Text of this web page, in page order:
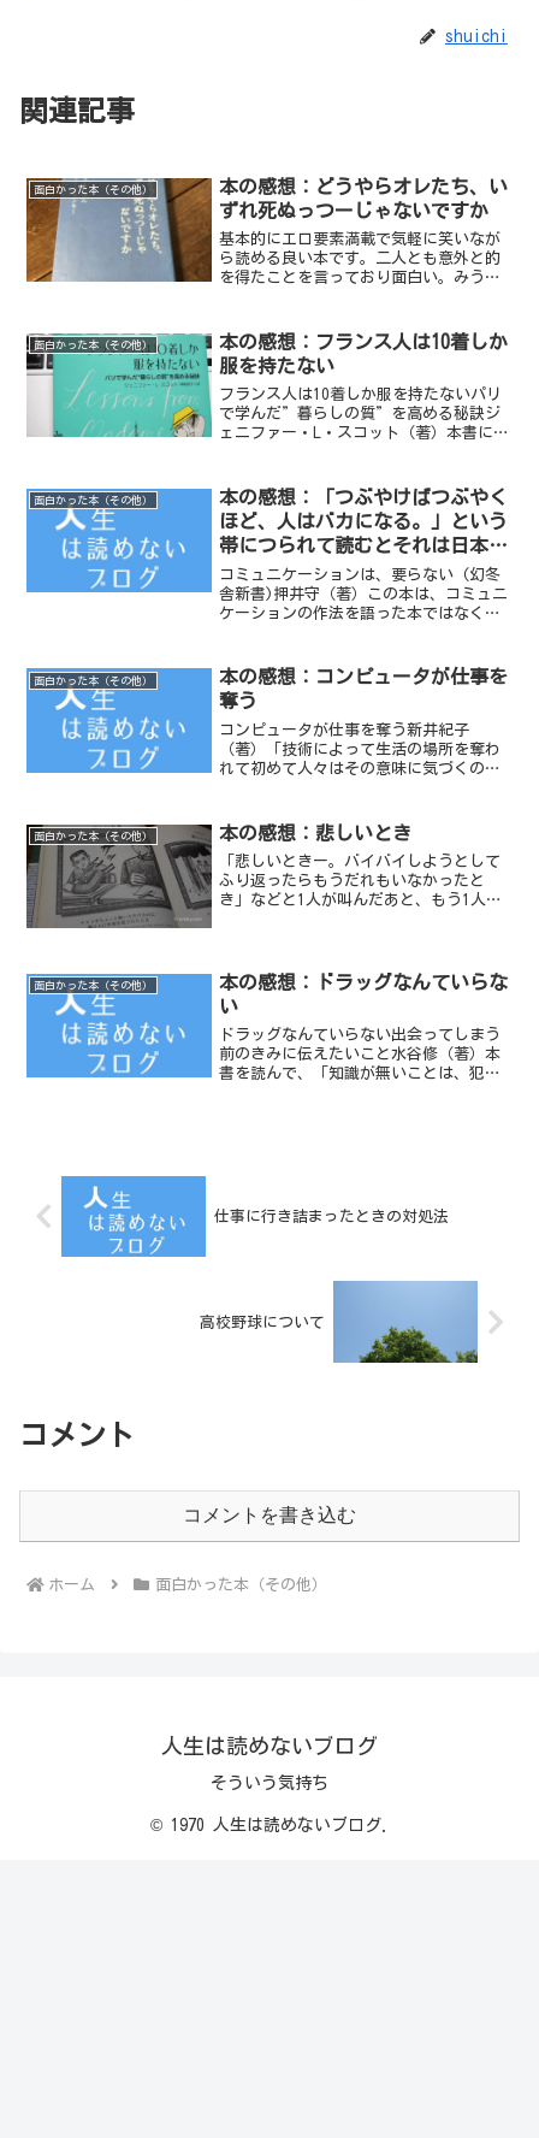
shuichi
関連記事
面白かった本（その他）
本の感想：どうやらオレたち、い
ずれ死ぬっつーじゃないですか
基本的にエロ要素満載で気軽に笑いなが
ら読める良い本です。二人とも意外と的
を得たことを言っており面白い。みうら
面白かった本（その他）
本の感想：フランス人は10着しか
服を持たない
フランス人は10着しか服を持たないパリ
で学んだ”暮らしの質”を高める秘訣ジ
ェニファー・L・スコット（著）本書にた
日本語だと「上品で洗練された」とか
「粋な」といった意...
面白かった本（その他）
本の感想：「つぶやけばつぶやく
ほど、人はバカになる。」という
帯につられて読むとそれは日本人
論だった「コミュニケーションは
要らない／押井守」
コミュニケーションは、要らない (幻冬
舎新書)押井守（著）この本は、コミュニ
ケーションの作法を語った本ではなく、
ってなんだろうと考えたことのある方
は、ぜひ読んで欲しい本...
面白かった本（その他）
本の感想：コンピュータが仕事を
奪う
コンピュータが仕事を奪う新井紀子
（著）「技術によって生活の場所を奪わ
れて初めて人々はその意味に気づくので
面白かった本（その他） 本の感想：悲しいとき
「悲しいときー。バイバイしようとして
ふり返ったらもうだれもいなかったと
き」などと1人が叫んだあと、もう1人が
た。
面白かった本（その他）
本の感想：ドラッグなんていらな
い
ドラッグなんていらない出会ってしまう
前のきみに伝えたいこと水谷修（著）本
書を読んで、「知識が無いことは、犯罪
仕事に行き詰まったときの対処法
高校野球について
コメント
コメントを書き込む
ホーム 面白かった本（その他）
人生は読めないブログ
そういう気持ち
© 1970 人生は読めないブログ.